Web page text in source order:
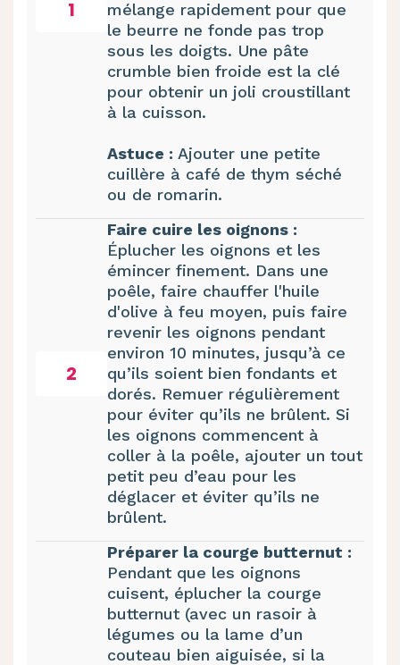
1
mélange rapidement pour que
le beurre ne fonde pas trop
sous les doigts. Une pâte
crumble bien froide est la clé
pour obtenir un joli croustillant
à la cuisson.
Astuce : Ajouter une petite
cuillère à café de thym séché
ou de romarin.
2
Faire cuire les oignons :
Éplucher les oignons et les
émincer finement. Dans une
poêle, faire chauffer l'huile
d'olive à feu moyen, puis faire
revenir les oignons pendant
environ 10 minutes, jusqu’à ce
qu’ils soient bien fondants et
dorés. Remuer régulièrement
pour éviter qu’ils ne brûlent. Si
les oignons commencent à
coller à la poêle, ajouter un tout
petit peu d’eau pour les
déglacer et éviter qu’ils ne
brûlent.
Préparer la courge butternut :
Pendant que les oignons
cuisent, éplucher la courge
butternut (avec un rasoir à
légumes ou la lame d’un
couteau bien aiguisée, si la